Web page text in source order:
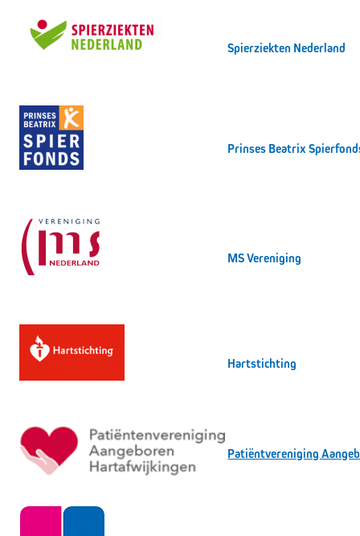
Spierziekten Nederland
Prinses Beatrix
MS Vereniging
Hartstichting
Patiëntvereniging